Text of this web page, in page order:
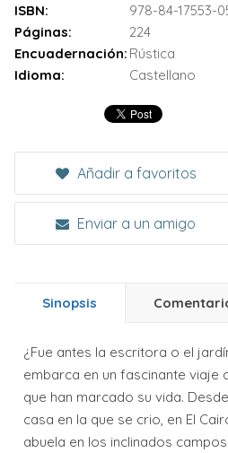
ISBN:
978-84-17553-
Páginas:
224
Encuadernación: Rústica
Idioma:
Castellano
Añadir a favoritos
Enviar a un amigo
Sinopsis
¿Fue antes la escritora o el
embarca en un fascinante viaje
que han marcado su vida.
casa en la que se crio, en El
abuela en los inclinados